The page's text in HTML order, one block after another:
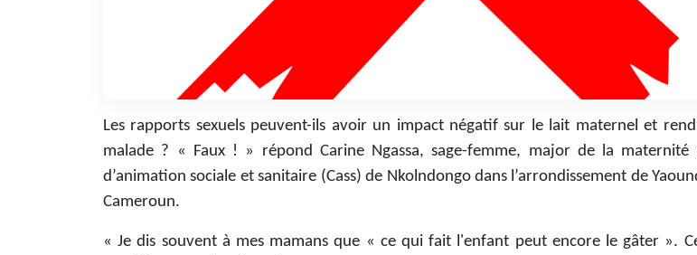
Les rapports sexuels peuvent-ils avoir un impact négatif sur le lait maternel et
malade ? « Faux ! » répond Carine Ngassa, sage-femme, major de la maternité
d’animation sociale et sanitaire (Cass) de Nkolndongo dans l’arrondissement de
Cameroun.
« Je dis souvent à mes mamans que « ce qui fait l'enfant peut encore le gâter ».